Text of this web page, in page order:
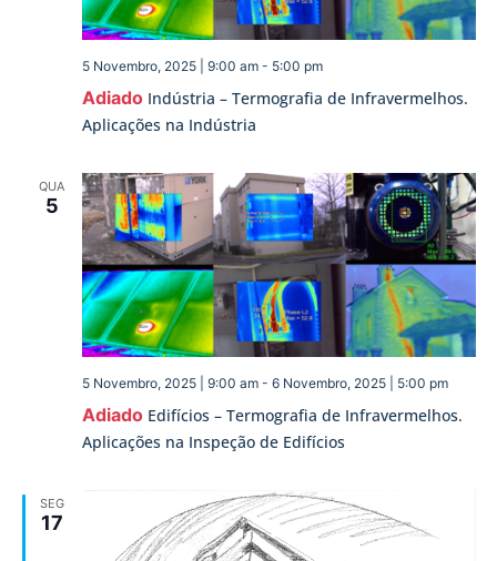
Adiado Indústria – Termografia de Infravermelhos.
Aplicações na Indústria
5 Novembro, 2025 | 9:00 am- 5:00 pm
QUA
5
Adiado Edifícios – Termografia de Infravermelhos.
Aplicações na Inspeção de Edifícios
5 Novembro, 2025 | 9:00 am- 6 Novembro, 2025 | 5:00 pm
SEG
17